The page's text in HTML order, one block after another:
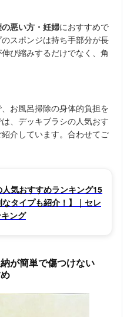
悪い方・妊婦におすすめで
スポンジは持ち手部分が長
び縮みするだけでなく、角
お風呂掃除の身体的負担を
、デッキブラシの人気おす
介しています。合わせてご
気おすすめランキング15
タイプも紹介！】｜セレ
ング
が簡単で傷つけない